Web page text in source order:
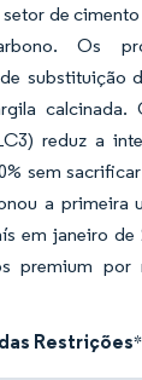
de
Os
substituição
reduz a
sem
a primeira
em janeiro de
premium
Restrições*